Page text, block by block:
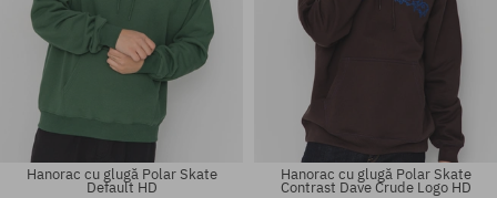
Hanorac cu glugă Polar Skate
Default HD
Hanorac cu glugă Polar Skate
Contrast Dave Crude Logo HD